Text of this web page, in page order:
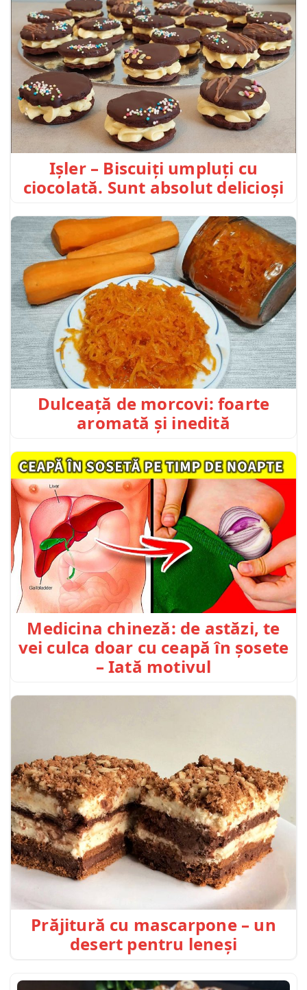
Ișler – Biscuiți umpluți cu
ciocolată. Sunt absolut delicioși
Dulceață de morcovi: foarte
aromată și inedită
Medicina chineză: de astăzi, te
vei culca doar cu ceapă în șosete
– Iată motivul
Prăjitură cu mascarpone – un
desert pentru leneși